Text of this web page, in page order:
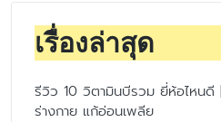
เรื่องล่าสุด
รีวิว 10 วิตามินบีรวม ยี่ห้อไหน
ร่างกาย แก้อ่อนเพลีย